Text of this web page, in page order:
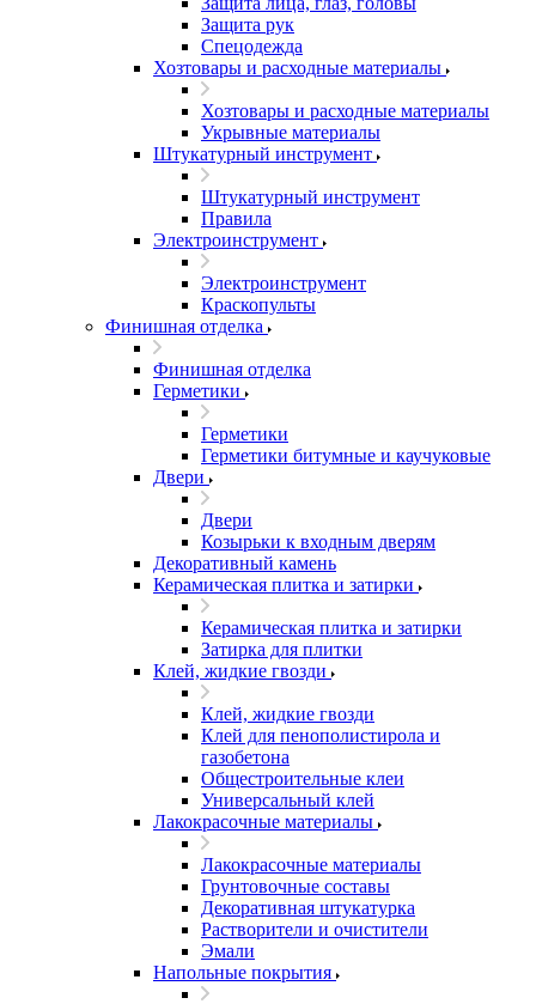
Защита рук
Спецодежда
Хозтовары и расходные материалы
Хозтовары и расходные материалы
Укрывные материалы
Штукатурный инструмент
Штукатурный инструмент
Правила
Электроинструмент
Электроинструмент
Краскопульты
Финишная отделка
Финишная отделка
Герметики
Герметики
Герметики битумные и каучуковые
Двери
Двери
Козырьки к входным дверям
Декоративный камень
Керамическая плитка и затирки
Керамическая плитка и затирки
Затирка для плитки
Клей, жидкие гвозди
Клей, жидкие гвозди
Клей для пенополистирола и
газобетона
Общестроительные клеи
Универсальный клей
Лакокрасочные материалы
Лакокрасочные материалы
Грунтовочные составы
Декоративная штукатурка
Растворители и очистители
Эмали
Напольные покрытия